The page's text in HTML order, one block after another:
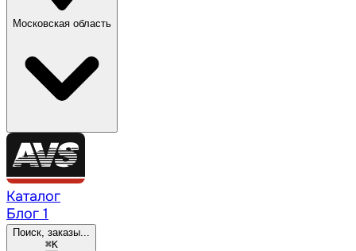
Московская область
Каталог
Блог 1
Поиск, заказы...
⌘K